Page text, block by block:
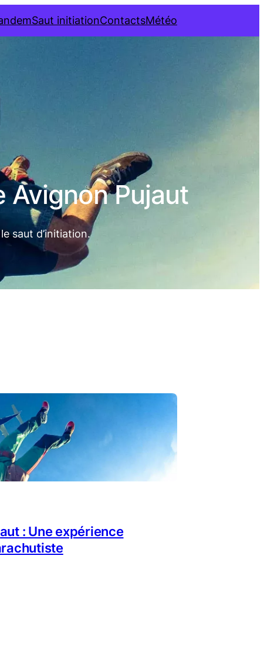
Saut initiationContactsMétéo
Avignon Pujaut
saut d’initiation.
: Une expérience